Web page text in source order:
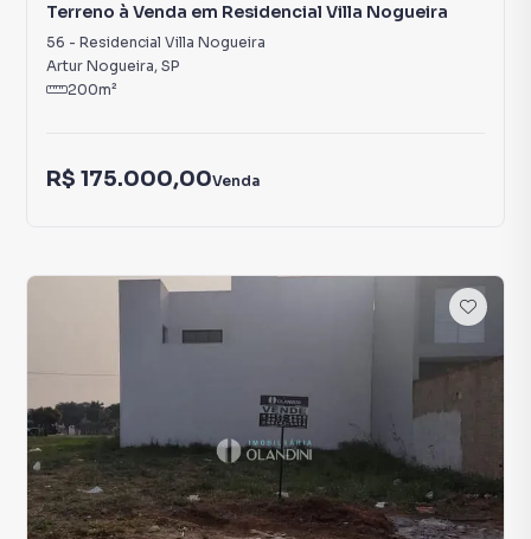
Terreno à Venda em Residencial Villa Nogueira
56 - Residencial Villa Nogueira
Artur Nogueira, SP
200m²
R$ 175.000,00Venda